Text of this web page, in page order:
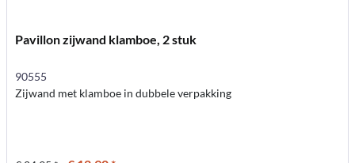
Pavillon zijwand klamboe, 2 stuk
90555
Zijwand met klamboe in dubbele verpakking